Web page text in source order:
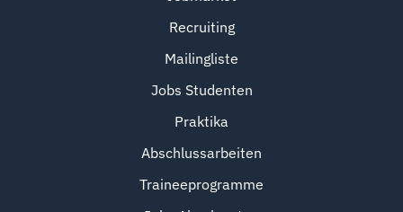
Recruiting
Mailingliste
Jobs Studenten
Praktika
Abschlussarbeiten
Traineeprogramme